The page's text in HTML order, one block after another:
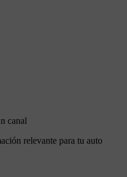
canal
relevante para tu auto